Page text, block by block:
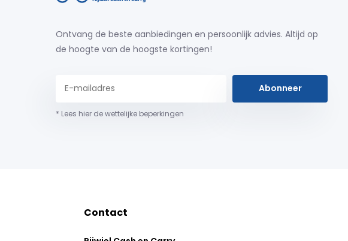
Ontvang de beste aanbiedingen en persoonlijk advies. Altijd op
de hoogte van de hoogste kortingen!
Abonneer
* Lees hier de wettelijke beperkingen
Contact